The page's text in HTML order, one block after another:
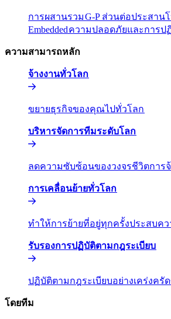
การผสานรวม​​G-P ส่วนต่อประสาน
Embedded​​ความปลอดภัยและการป
ความสามารถหลัก​​
จ้างงานทั่วโลก​​
ขยายธุรกิจของคุณไปทั่วโลก​​
บริหารจัดการทีมระดับโลก​​
ลดความซับซ้อนของวงจรชีวิตการ
การเคลื่อนย้ายทั่วโลก​​
ทำให้การย้ายที่อยู่ทุกครั้งประสบคว
รับรองการปฏิบัติตามกฎระเบียบ​​
ปฏิบัติตามกฎระเบียบอย่างเคร่งครั
โดยทีม​​